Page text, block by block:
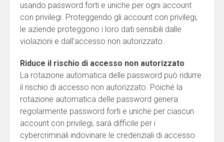
usando password forti e uniche per ogni account
con privilegi. Proteggendo gli account con privilegi,
le aziende proteggono i loro dati sensibili dalle
violazioni e dall’accesso non autorizzato.
Riduce il rischio di accesso non autorizzato
La rotazione automatica delle password può ridurre
il rischio di accesso non autorizzato. Poiché la
rotazione automatica delle password genera
regolarmente password forti e uniche per ciascun
account con privilegi, sarà difficile per i
cybercriminali indovinare le credenziali di accesso